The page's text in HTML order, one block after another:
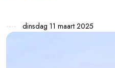
dinsdag 11 maart 2025